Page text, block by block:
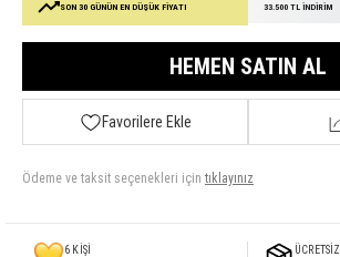
SON 30 GÜNÜN EN DÜŞÜK FİYATI 33.500 TL İNDİRİM
HEMEN SATIN AL
Favorilere Ekle
Ödeme ve taksit seçenekleri için tıklayınız
6 KİŞİ
ÜCRETSİZ